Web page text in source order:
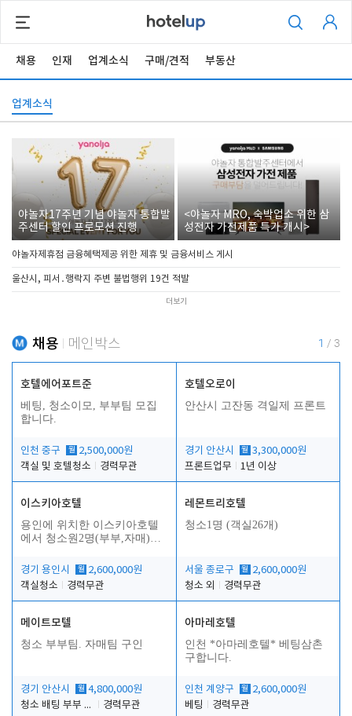
채용 인재 업계소식 구매/견적 부동산
업계소식
야놀자17주년 기념 야놀자 통합발
주센터 할인 프로모션 진행
<야놀자 MRO, 숙박업소 위한 삼
성전자 가전제품 특가 개시>
야놀자제휴점 금융혜택제공 위한 제휴 및 금융서비스 게시
울산시, 피서․행락지 주변 불법행위 19건 적발
더보기
채용 메인박스 1 / 3
호텔에어포트준
베팅, 청소이모, 부부팀 모집
합니다.
인천 중구 월 2,500,000원
객실 및 호텔청소
경력무관
호텔오로이
안산시 고잔동 격일제 프론트
경기 안산시 월 3,300,000원
프론트업무
1년 이상
이스키아호텔
용인에 위치한 이스키아호텔
에서 청소원2명(부부,자매)을
경기 용인시
월 2,600,000원
객실청소
경력무관
레몬트리호텔
청소1명 (객실26개)
서울 종로구 월 2,600,000원
청소 외
경력무관
메이트모텔
청소 부부팀. 자매팀 구인
경기 안산시 월 4,800,000원
청소 배팅 부부 구합니다
경력무관
아마레호텔
인천 *아마레호텔* 베팅삼촌
구합니다.
인천 계양구 월 2,600,000원
베팅
경력무관